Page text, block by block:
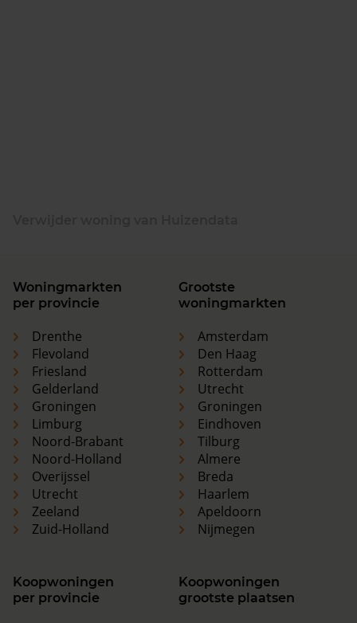
Woningmarkten
per provincie
Drenthe
Flevoland
Friesland
Gelderland
Groningen
Limburg
Noord-Brabant
Noord-Holland
Overijssel
Utrecht
Zeeland
Zuid-Holland
Grootste
woningmarkten
Amsterdam
Den Haag
Rotterdam
Utrecht
Groningen
Eindhoven
Tilburg
Almere
Breda
Haarlem
Apeldoorn
Nijmegen
Koopwoningen
per provincie
Koopwoningen
grootste plaatsen